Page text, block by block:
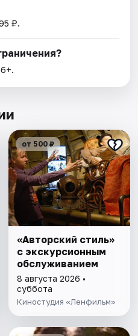
₽.
от 500 ₽
«Авторский стиль»
с экскурсионным
обслуживанием
8 августа 2026 •
суббота
Киностудия «Ленфильм»